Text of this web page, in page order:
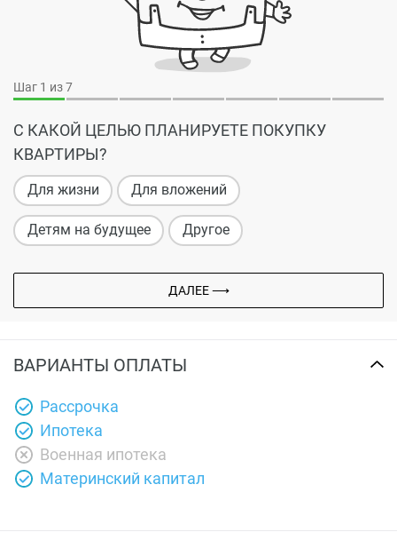
Шаг 1 из 7
С КАКОЙ ЦЕЛЬЮ ПЛАНИРУЕТЕ ПОКУПКУ
КВАРТИРЫ?
Для жизни Для вложений
Детям на будущее Другое
ДАЛЕЕ ⟶
ВАРИАНТЫ ОПЛАТЫ
Рассрочка
Ипотека
Военная ипотека
Материнский капитал